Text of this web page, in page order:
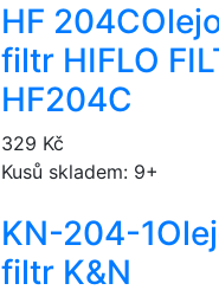
HF 204C
filtr HIFLO
HF204C
329 Kč
Kusů skladem: 9+
KN-204-1
filtr K&N